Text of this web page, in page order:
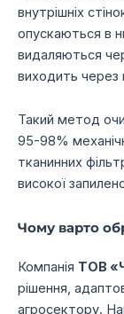
внутрішніх
опускаються в
видаляються
виходить через
Такий метод
95-98%
тканинних
високої
Чому варто
Компанія ТОВ
рішення,
агросектору.